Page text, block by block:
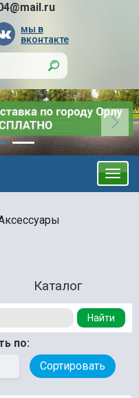
мы в
вконтакте
Найти
по:
Сортировать